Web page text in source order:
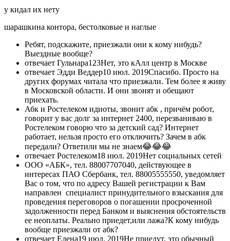
у кидал их нету
шарашкина контора, бестолковые и наглые
Ребят, подскажите, приезжали они к кому нибудь?
Выездные вообще?
отвечает Гульнара123Нет, это кАлл центр в Москве
отвечает Эдди Веддер10 июл. 2019Спасибо. Просто на
других форумах читала что приезжали. Тем более я живу
в Московской области. И они звонят и обещают
приехать.
Абк и Ростелеком идиоты, звонит абк , причём робот,
говорит у вас долг за интернет 2400, перезваниваю в
Ростелеком говорю что за детский сад? Интернет
работает, нельзя просто его отключить? Зачем в абк
передали? Ответили мы не знаем😂😂😂
отвечает Ростелеком18 июл. 2019Нет социальных сетей
ООО «АБК», тел. 88007707040, действующее в
интересах ПАО Сбербанк, тел. 88005555550, уведомляет
Вас о том, что по адресу Вашей регистрации к Вам
направлен специалист принудительного взыскания для
проведения переговоров о погашении просроченной
задолженности перед Банком и выяснения обстоятельств
ее неоплаты. Реально приедет,или лажа?К кому нибудь
вообще приезжали от абк?
отвечает Елена19 июл. 2019Не приедут, это обычный